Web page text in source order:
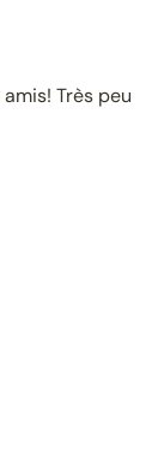
Très peu